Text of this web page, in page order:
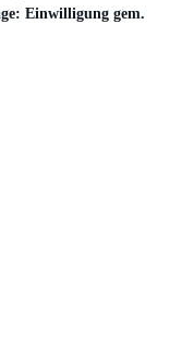
Einwilligung gem.